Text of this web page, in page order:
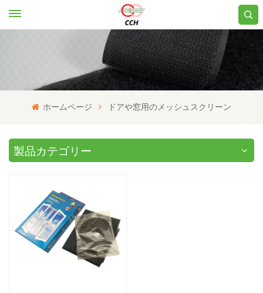
ホームページ ドアや窓用のメッシュスクリーン
製品カテゴリー